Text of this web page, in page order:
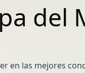
del
en las mejores